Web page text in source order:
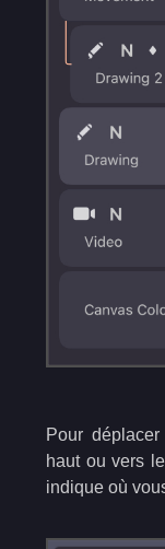
Pour
haut ou vers
indique où